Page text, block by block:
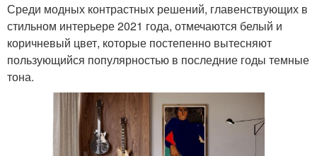
Среди модных контрастных решений, главенствующих в
стильном интерьере 2021 года, отмечаются белый и
коричневый цвет, которые постепенно вытесняют
пользующийся популярностью в последние годы темные
тона.